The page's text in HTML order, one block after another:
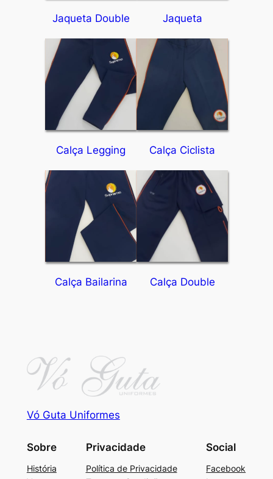
Jaqueta Double Jaqueta
Calça Legging Calça Ciclista
Calça Bailarina Calça Double
Vó Guta Uniformes
Sobre
História
Privacidade
Política de Privacidade
Social
Facebook